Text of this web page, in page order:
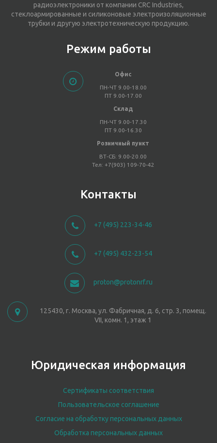
радиоэлектроники от компании CRC Industries,
стеклоармированные и силиконовые электроизоляционные
трубки и другую электротехническую продукцию.
Режим работы
Офис
ПН-ЧТ 9.00-18.00
ПТ 9.00-17.00
Склад
ПН-ЧТ 9.00-17.30
ПТ 9.00-16.30
Розничный пункт
ВТ-СБ: 9.00-20.00
Тел: +7(903) 109-70-42
Контакты
+7 (495) 223-34-46
+7 (495) 432-23-54
proton@protonrf.ru
125430, г. Москва, ул. Фабричная, д. 6, стр. 3, помещ.
VII, комн. 1, этаж 1
Юридическая информация
Сертификаты соответствия
Пользовательское соглашение
Согласие на обработку персональных данных
Обработка персональных данных